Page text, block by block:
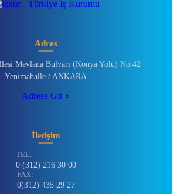
Adres
Mevlana Bulvarı (Konya Yolu) No:42
Yenimahalle / ANKARA
Adrese Git
İletişim
TEL:
0 (312) 216 30 00
FAX:
0(312) 435 29 27